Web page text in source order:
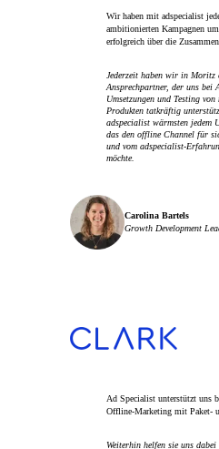
Wir haben mit adspecialist
ambitionierten Kampagnen
erfolgreich über die
Jederzeit haben wir in Moritz
Ansprechpartner, der uns bei
Umsetzungen und Testing
Produkten tatkräftig
adspecialist wärmsten jedem
das den offline Channel für
und vom adspecialist-
möchte.
Carolina Bartels
Growth Development
Ad Specialist unterstützt uns
Offline-Marketing mit Paket-
Weiterhin helfen sie uns dabei